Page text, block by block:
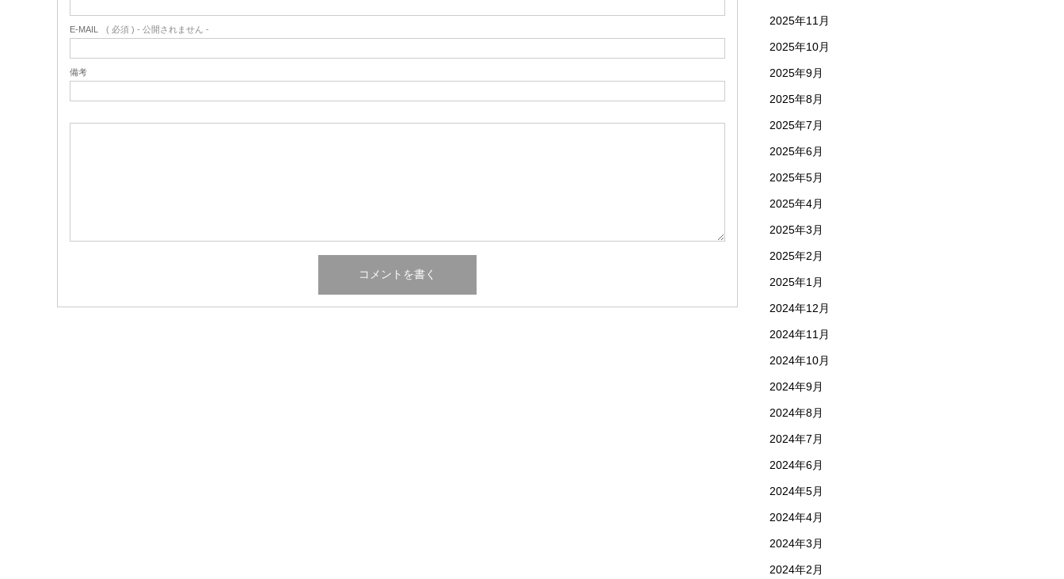
E-MAIL ( 必須 ) - 公開されません -
備考
2025年11月
2025年10月
2025年9月
2025年8月
2025年7月
2025年6月
2025年5月
2025年4月
2025年3月
2025年2月
2025年1月
2024年12月
2024年11月
2024年10月
2024年9月
2024年8月
2024年7月
2024年6月
2024年5月
2024年4月
2024年3月
2024年2月